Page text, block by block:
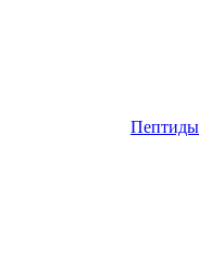
Пептиды